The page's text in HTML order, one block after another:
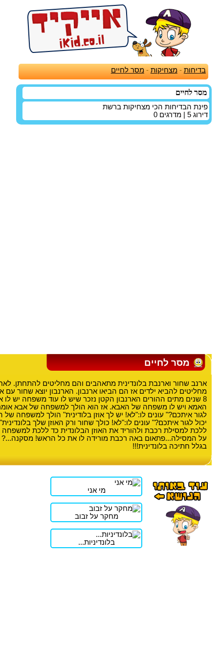
בדיחות -מצחיקות -מסר לחיים
מסר לחיים
פינת הבדיחות הכי מצחיקות ברשת
דירוג 5 | מדרגים 0
מסר לחיים
ארנב שחור וארנבת בלונדינית מתאהבים והם מחליטים להתחתן.
מחליטים להביא ילדים אז הם הביאו ארנבון. הארנבון יוצא שחור עם
8 שנים מתים ההורים הארנבון הקטן נזכר שיש לו עוד משפחה יש
האמא ויש לו משפחה של האבא. אז הוא הולך למשפחה של אבא אומר
לגור איתכם?" עונים לו:"לא! יש לך אוזן בלודינית" הולך למשפחה
יכול לגור איתכם?" עונים לו:"לא! כולך שחור ורק האוזן שלך
ללכת למסילת רכבת ולהוריד את האוזן הבלונדית כד ללכת
על המסילה...פתאום באה רכבת מורידה לו את כל הראש!
בגלל חתיכה בלונדינית!!!
מי אני
מחקר על זבוב
בלונדיניות...